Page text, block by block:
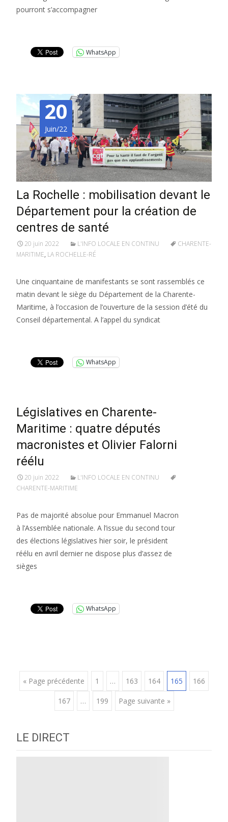
pourront s’accompagner
WhatsApp
20
Juin/22
La Rochelle : mobilisation devant le
Département pour la création de
centres de santé
20 juin 2022 L'INFO LOCALE EN CONTINU
CHARENTE-
MARITIME, LA ROCHELLE-RÉ
Une cinquantaine de manifestants se sont rassemblés ce
matin devant le siège du Département de la Charente-
Maritime, à l’occasion de l’ouverture de la session d’été du
Conseil départemental. A l’appel du syndicat
WhatsApp
Législatives en Charente-
Maritime : quatre députés
macronistes et Olivier Falorni
réélu
20 juin 2022
L'INFO LOCALE EN CONTINU
CHARENTE-MARITIME
Pas de majorité absolue pour Emmanuel Macron
à l’Assemblée nationale. A l’issue du second tour
des élections législatives hier soir, le président
réélu en avril dernier ne dispose plus d’assez de
sièges
WhatsApp
Posts
navigation
« Page précédente 1 … 163 164 165 166
167 … 199 Page suivante »
LE DIRECT